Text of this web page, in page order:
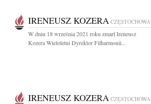
IRENEUSZ KOZERA CZĘSTOCHOWA
W dniu 18 września 2021 roku zmarł Ireneusz
Kozera Wieloletni Dyrektor Filharmonii...
IRENEUSZ KOZERA CZĘSTOCHOWA